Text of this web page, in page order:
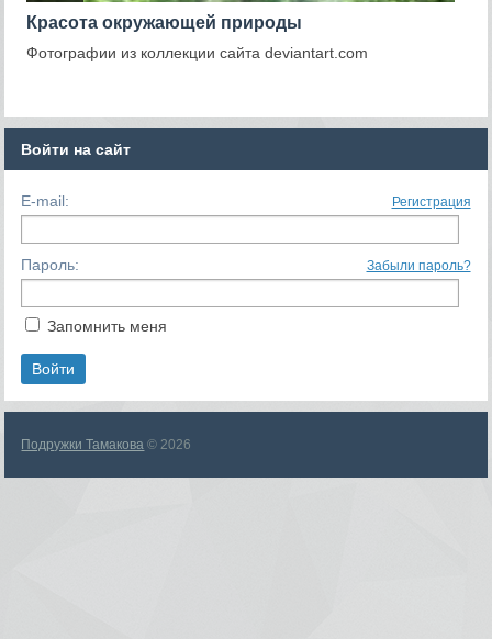
Красота окружающей природы
Фотографии из коллекции сайта deviantart.com
Войти на сайт
E-mail: Регистрация
Пароль: Забыли пароль?
Запомнить меня
Подружки Тамакова © 2026